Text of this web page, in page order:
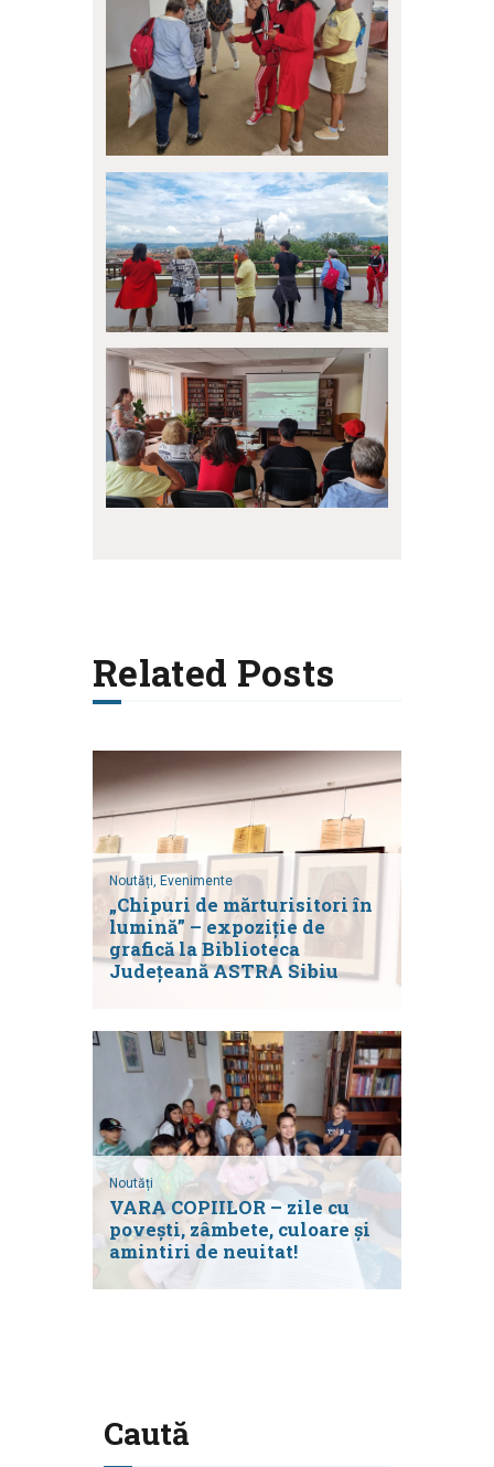
Related Posts
Noutăți, Evenimente
„Chipuri de mărturisitori în
lumină” – expoziție de
grafică la Biblioteca
Județeană ASTRA Sibiu
Noutăți
VARA COPIILOR – zile cu
povești, zâmbete, culoare și
amintiri de neuitat!
Caută